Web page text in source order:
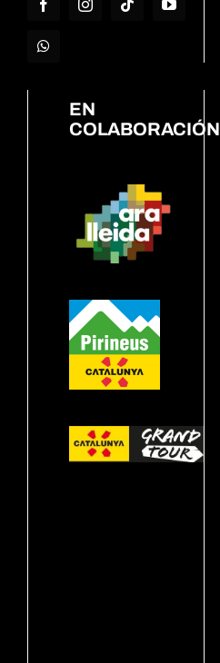
EN
COLABORACIÓN